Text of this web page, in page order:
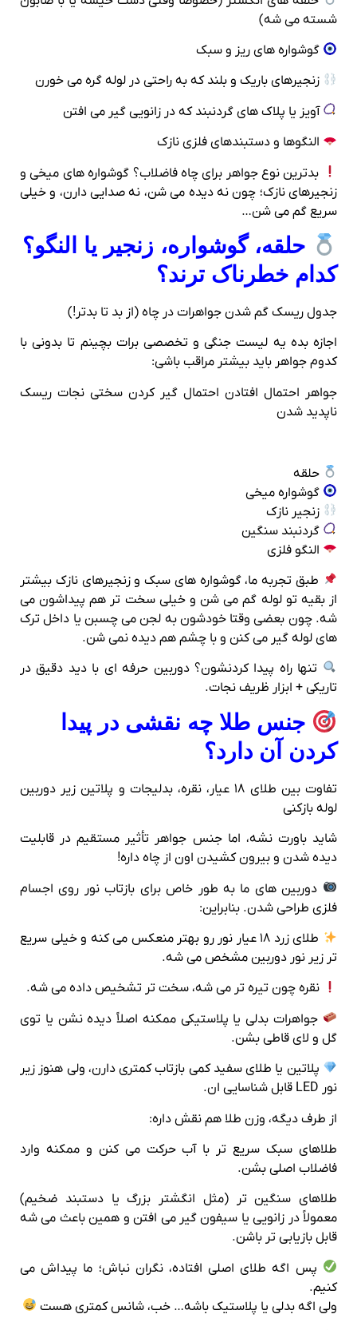
شسته می‌ شه)
گوشواره‌ های ریز و سبک
زنجیرهای باریک و بلند که به‌ راحتی در لوله گره می‌ خورن
آویز یا پلاک‌ های گردنبند که در زانویی گیر می‌ افتن
النگوها و دستبندهای فلزی نازک
بدترین نوع جواهر برای چاه فاضلاب؟ گوشواره‌ های میخی و
زنجیرهای نازک؛ چون نه دیده می‌ شن، نه صدایی دارن، و خیلی
سریع گم می‌ شن…
حلقه، گوشواره، زنجیر یا النگو؟
کدام خطرناک‌ ترند؟
جدول ریسک گم شدن جواهرات در چاه (از بد تا بدتر!)
اجازه بده یه لیست جنگی و تخصصی برات بچینم تا بدونی با
کدوم جواهر باید بیشتر مراقب باشی:
جواهر احتمال افتادن احتمال گیر کردن سختی نجات ریسک
ناپدید شدن
حلقه
گوشواره میخی
زنجیر نازک
گردنبند سنگین
النگو فلزی
طبق تجربه ما، گوشواره‌ های سبک و زنجیرهای نازک بیشتر
از بقیه تو لوله گم می‌ شن و خیلی سخت‌ تر هم پیداشون می‌
شه. چون بعضی‌ وقتا خودشون به لجن می‌ چسبن یا داخل ترک‌
های لوله گیر می‌ کنن و با چشم هم دیده نمی‌ شن.
تنها راه پیدا کردنشون؟ دوربین حرفه‌ ای با دید دقیق در
تاریکی + ابزار ظریف نجات.
جنس طلا چه نقشی در پیدا
کردن آن دارد؟
تفاوت بین طلای ۱۸ عیار، نقره، بدلیجات و پلاتین زیر دوربین
لوله‌ بازکنی
شاید باورت نشه، اما جنس جواهر تأثیر مستقیم در قابلیت
دیده شدن و بیرون کشیدن اون از چاه داره!
دوربین‌ های ما به‌ طور خاص برای بازتاب نور روی اجسام
فلزی طراحی شدن. بنابراین:
طلای زرد ۱۸ عیار نور رو بهتر منعکس می‌ کنه و خیلی سریع‌
تر زیر نور دوربین مشخص می‌ شه.
نقره چون تیره‌ تر می‌ شه، سخت‌ تر تشخیص داده می‌ شه.
جواهرات بدلی یا پلاستیکی ممکنه اصلاً دیده نشن یا توی
گل‌ و لای قاطی بشن.
پلاتین یا طلای سفید کمی بازتاب کمتری دارن، ولی هنوز زیر
نور LED قابل شناسایی‌ ان.
از طرف دیگه، وزن طلا هم نقش داره:
طلاهای سبک سریع‌ تر با آب حرکت می‌ کنن و ممکنه وارد
فاضلاب اصلی بشن.
طلاهای سنگین‌ تر (مثل انگشتر بزرگ یا دستبند ضخیم)
معمولاً در زانویی یا سیفون گیر می‌ افتن و همین باعث می‌ شه
قابل بازیابی‌ تر باشن.
پس اگه طلای اصلی افتاده، نگران نباش؛ ما پیداش می‌
کنیم.
ولی اگه بدلی یا پلاستیک باشه… خب، شانس کمتری هست